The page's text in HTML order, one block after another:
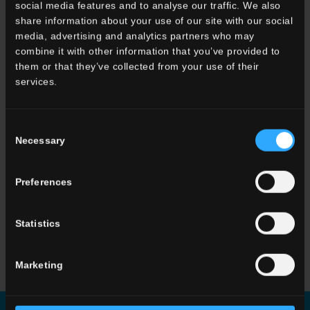
social media features and to analyse our traffic. We also
share information about your use of our site with our social
media, advertising and analytics partners who may
combine it with other information that you’ve provided to
them or that they’ve collected from your use of their
services.
Selection
Necessary
Preferences
Statistics
Marketing
33x120 . 13"x48"
G3WD11RGS12 Gradone
Angolare SX HWD 11
Rett.
White